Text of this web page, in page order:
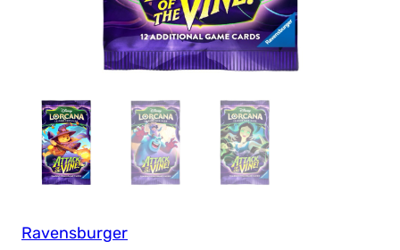
Ravensburger